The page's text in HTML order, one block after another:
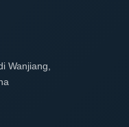
Wanjiang,